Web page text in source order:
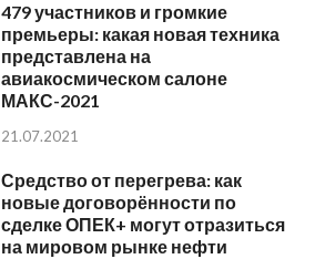
479 участников и громкие
премьеры: какая новая техника
представлена на
авиакосмическом салоне
МАКС-2021
21.07.2021
Средство от перегрева: как
новые договорённости по
сделке ОПЕК+ могут отразиться
на мировом рынке нефти